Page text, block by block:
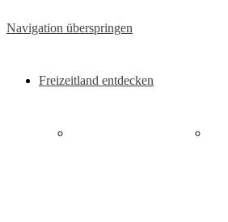
Navigation überspringen
Freizeitland entdecken